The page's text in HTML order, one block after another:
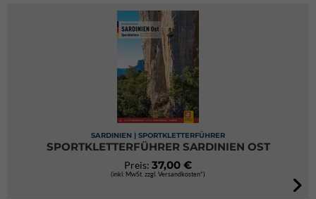
SARDINIEN | SPORTKLETTERFÜHRER
SPORTKLETTERFÜHRER SARDINIEN OST
Preis: 37,00 €
(inkl. MwSt. zzgl. Versandkosten*)